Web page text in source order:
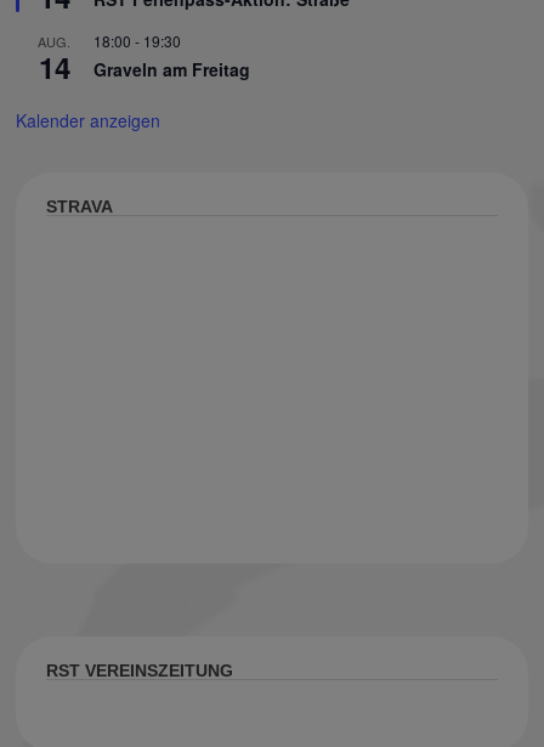
AUG.
14
18:00 - 19:30
Graveln am Freitag
Kalender anzeigen
STRAVA
RST VEREINSZEITUNG